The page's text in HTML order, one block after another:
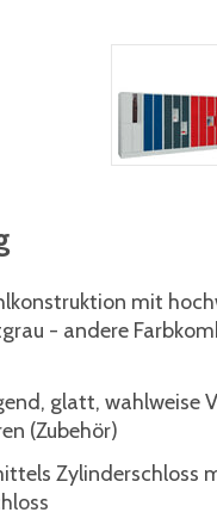
mit
- andere
glatt, wahlweise
(Zubehör)
Zylinderschloss